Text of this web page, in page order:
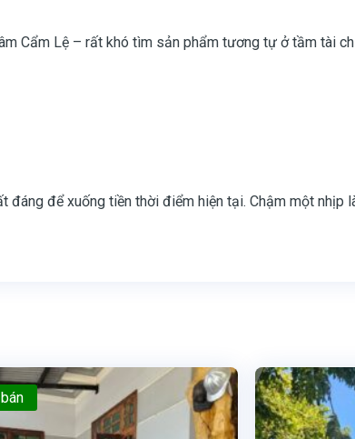
Cẩm Lệ – rất khó tìm sản phẩm tương tự ở tầm tài
để xuống tiền thời điểm hiện tại. Chậm một nhịp